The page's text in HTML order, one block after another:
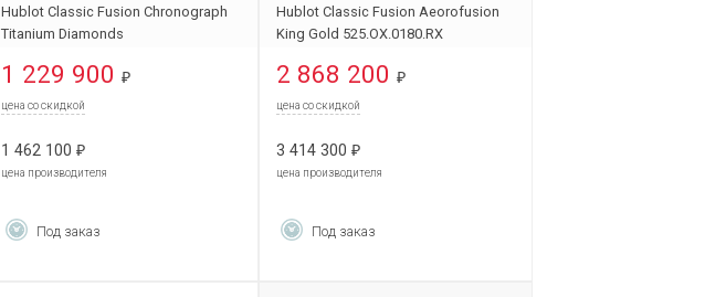
Hublot Classic Fusion Chronograph
Titanium Diamonds
1 229 900 ₽
цена со скидкой
1 462 100 ₽
цена производителя
Под заказ
Hublot Classic Fusion Aeorofusion
King Gold 525.OX.0180.RX
2 868 200 ₽
цена со скидкой
3 414 300 ₽
цена производителя
Под заказ